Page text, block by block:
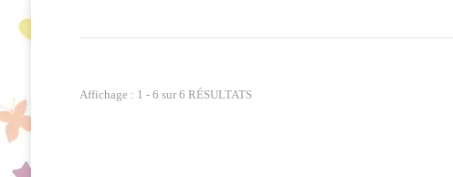
Affichage : 1 - 6 sur 6 RÉSULTATS